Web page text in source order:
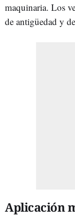
maquinaria. Los
de antigüedad y
Aplicación